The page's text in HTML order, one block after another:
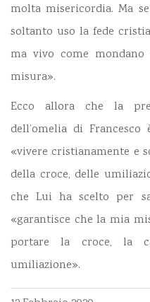
molta misericordia. Ma
soltanto uso la fede
ma vivo come
misura».
Ecco allora che la
dell’omelia di
«vivere cristianamente e
della croce, delle
che Lui ha scelto per
«garantisce che la mia
portare la croce, la
umiliazione».